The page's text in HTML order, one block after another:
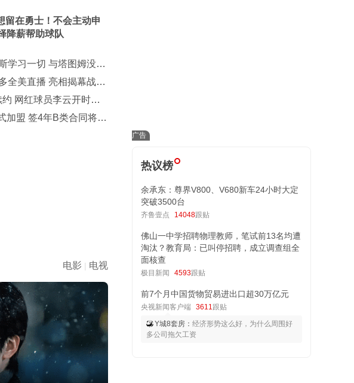
留在勇士！不会主动申
降薪帮助球队
学习一切 与塔图姆没交
全美直播 亮相揭幕战
网红球员李云开时隔
加盟 签4年B类合同将穿
电影 | 电视
热议榜
余承东：尊界V800、V680新车24小时大定
突破3500台
齐鲁壹点 14048跟贴
佛山一中学招聘物理教师，笔试前13名均遭
淘汰？教育局：已叫停招聘，成立调查组全
面核查
极目新闻 4593跟贴
前7个月中国货物贸易进出口超30万亿元
央视新闻客户端 3611跟贴
Y城8套房： 经济形势这么好，为什么周围好
多公司拖欠工资